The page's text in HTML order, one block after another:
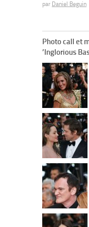
par Daniel Beguin
Photo call et
’Inglorious